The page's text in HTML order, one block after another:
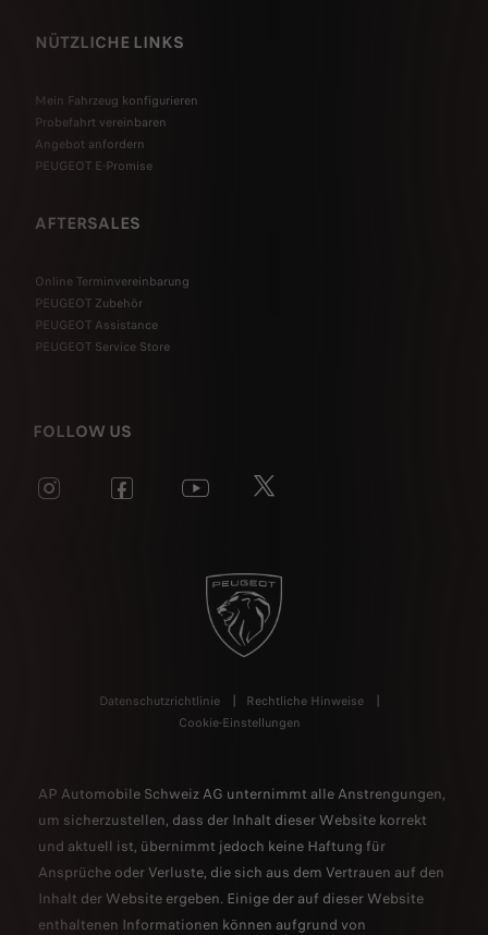
NÜTZLICHE LINKS
Mein Fahrzeug konfigurieren
Probefahrt vereinbaren
Angebot anfordern
PEUGEOT E-Promise
AFTERSALES
Online Terminvereinbarung
PEUGEOT Zubehör
PEUGEOT Assistance
PEUGEOT Service Store
FOLLOW US
Datenschutzrichtlinie
Rechtliche Hinweise
Cookie-Einstellungen
AP Automobile Schweiz AG unternimmt alle Anstrengungen,
um sicherzustellen, dass der Inhalt dieser Website korrekt
und aktuell ist, übernimmt jedoch keine Haftung für
Ansprüche oder Verluste, die sich aus dem Vertrauen auf den
Inhalt der Website ergeben. Einige der auf dieser Website
enthaltenen Informationen können aufgrund von